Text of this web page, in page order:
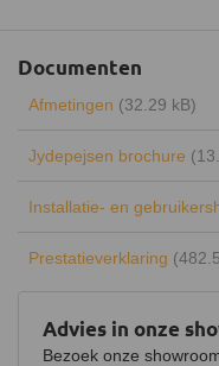
Advies in onze
Bezoek onze
Rendement
Draaibaar
Keurmerk
Luchtregelaar
Documenten
Afmetingen (32.29 kB)
Jydepejsen brochure
Installatie- en
Prestatieverklaring